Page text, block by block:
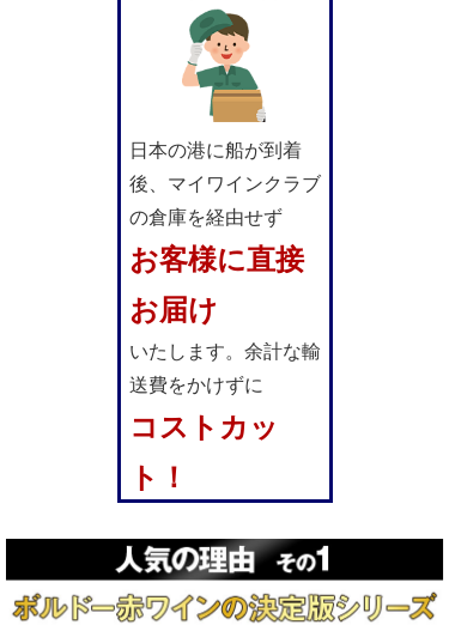
日本の港に船が到着
後、マイワインクラブ
の倉庫を経由せず
お客様に直接
お届け
いたします。余計な輸
送費をかけずに
コストカッ
ト！